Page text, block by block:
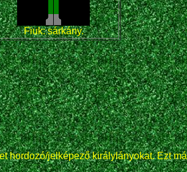
Fiuk: sárkány.
hordozó/jelképező királylányokat. Ezt